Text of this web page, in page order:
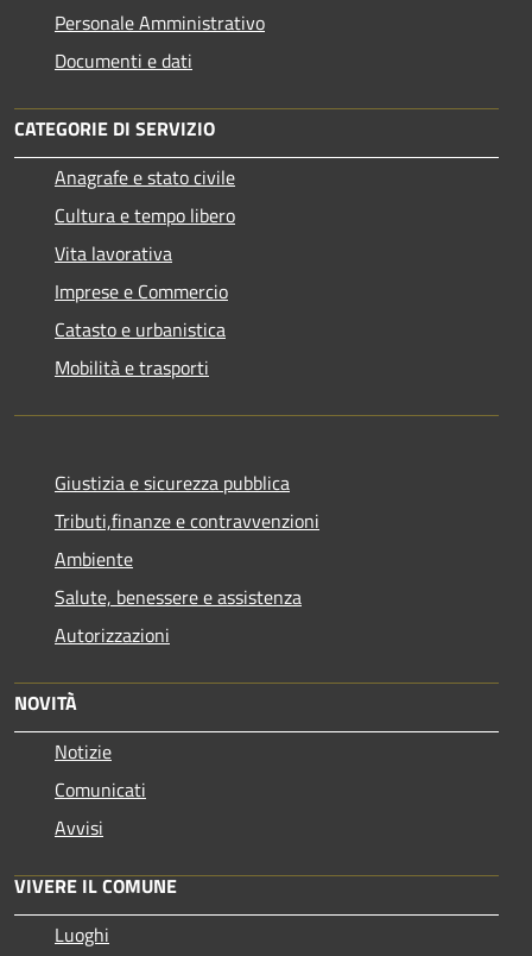
Personale Amministrativo
Documenti e dati
CATEGORIE DI SERVIZIO
Anagrafe e stato civile
Cultura e tempo libero
Vita lavorativa
Imprese e Commercio
Catasto e urbanistica
Mobilità e trasporti
Giustizia e sicurezza pubblica
Tributi,finanze e contravvenzioni
Ambiente
Salute, benessere e assistenza
Autorizzazioni
NOVITÀ
Notizie
Comunicati
Avvisi
VIVERE IL COMUNE
Luoghi